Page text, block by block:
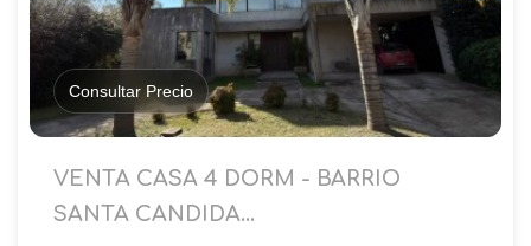
Consultar Precio
VENTA CASA 4 DORM - BARRIO
SANTA CANDIDA...